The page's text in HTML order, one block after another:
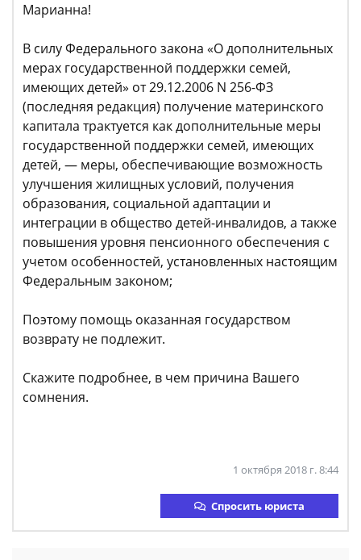
Марианна!
В силу Федерального закона «О дополнительных
мерах государственной поддержки семей,
имеющих детей» от 29.12.2006 N 256-ФЗ
(последняя редакция) получение материнского
капитала трактуется как дополнительные меры
государственной поддержки семей, имеющих
детей, — меры, обеспечивающие возможность
улучшения жилищных условий, получения
образования, социальной адаптации и
интеграции в общество детей-инвалидов, а также
повышения уровня пенсионного обеспечения с
учетом особенностей, установленных настоящим
Федеральным законом;
Поэтому помощь оказанная государством
возврату не подлежит.
Скажите подробнее, в чем причина Вашего
сомнения.
1 октября 2018 г. 8:44
Спросить юриста